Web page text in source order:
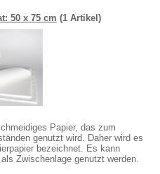
50 x 75 cm (1 Artikel)
Papier, das zum
genutzt wird. Daher wird es
bezeichnet. Es kann
Zwischenlage genutzt werden.